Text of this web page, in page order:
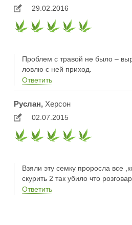
29.02.2016
Проблем с травой не было –
ловлю с ней приход.
Ответить
Руслан,Херсон
02.07.2015
Взяли эту семку проросла все
скурить 2 так убило что
Ответить